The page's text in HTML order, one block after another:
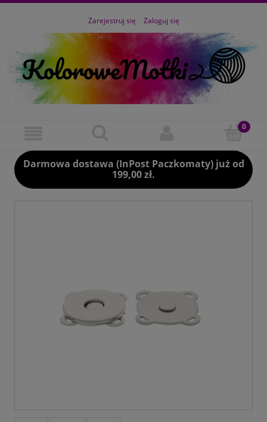
Zarejestruj się Zaloguj się
Darmowa dostawa (InPost Paczkomaty) już od
199,00 zł.